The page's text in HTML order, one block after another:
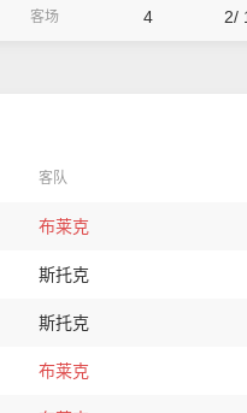
客场 4 2/
客队
布莱克
斯托克
斯托克
布莱克